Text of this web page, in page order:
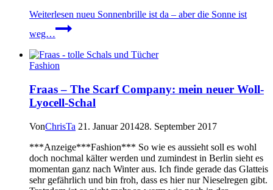
Weiterlesen nueu Sonnenbrille ist da – aber die Sonne ist
weg…
Fashion
Fraas – The Scarf Company: mein neuer Woll-
Lyocell-Schal
VonChrisTa 21. Januar 201428. September 2017
***Anzeige***Fashion*** So wie es aussieht soll es wohl
doch nochmal kälter werden und zumindest in Berlin sieht es
momentan ganz nach Winter aus. Ich finde gerade das Glatteis
sehr gefährlich und bin froh, dass es hier nur Nieselregen gibt.